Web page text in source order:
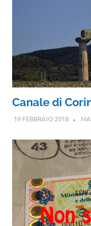
Canale di
19 FEBBRAIO 2018